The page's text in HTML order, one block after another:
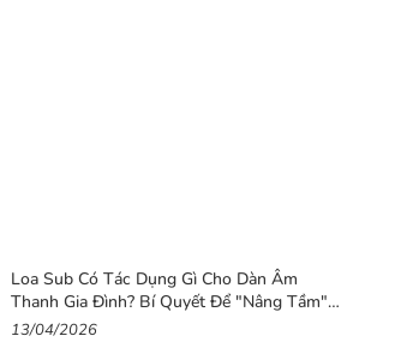
Loa Sub Có Tác Dụng Gì Cho Dàn Âm
Thanh Gia Đình? Bí Quyết Để "Nâng Tầm"
Chất Lượng Âm Thanh Cho Dàn Loa Gia
13/04/2026